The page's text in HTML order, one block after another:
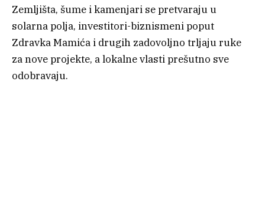
Zemljišta, šume i kamenjari se pretvaraju u
solarna polja, investitori-biznismeni poput
Zdravka Mamića i drugih zadovoljno trljaju ruke
za nove projekte, a lokalne vlasti prešutno sve
odobravaju.